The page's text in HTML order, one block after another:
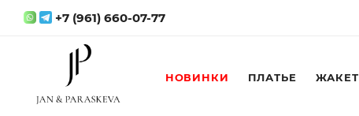
+7 (961) 660-07-77
НОВИНКИ ПЛАТЬЕ ЖАКЕТ